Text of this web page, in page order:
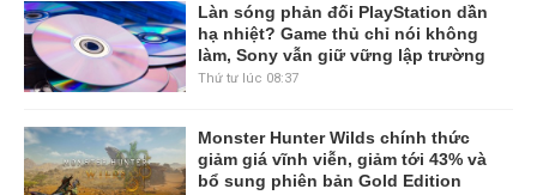
Làn sóng phản đối PlayStation dần
hạ nhiệt? Game thủ chỉ nói không
làm, Sony vẫn giữ vững lập trường
Thứ tư lúc 08:37
Monster Hunter Wilds chính thức
giảm giá vĩnh viễn, giảm tới 43% và
bổ sung phiên bản Gold Edition